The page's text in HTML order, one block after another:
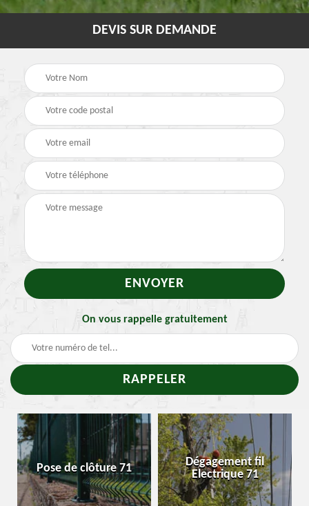
DEVIS SUR DEMANDE
On vous rappelle gratuitement
Pose de clôture 71
Dégagement fil
Electrique 71